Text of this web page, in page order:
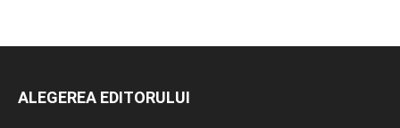
ALEGEREA EDITORULUI